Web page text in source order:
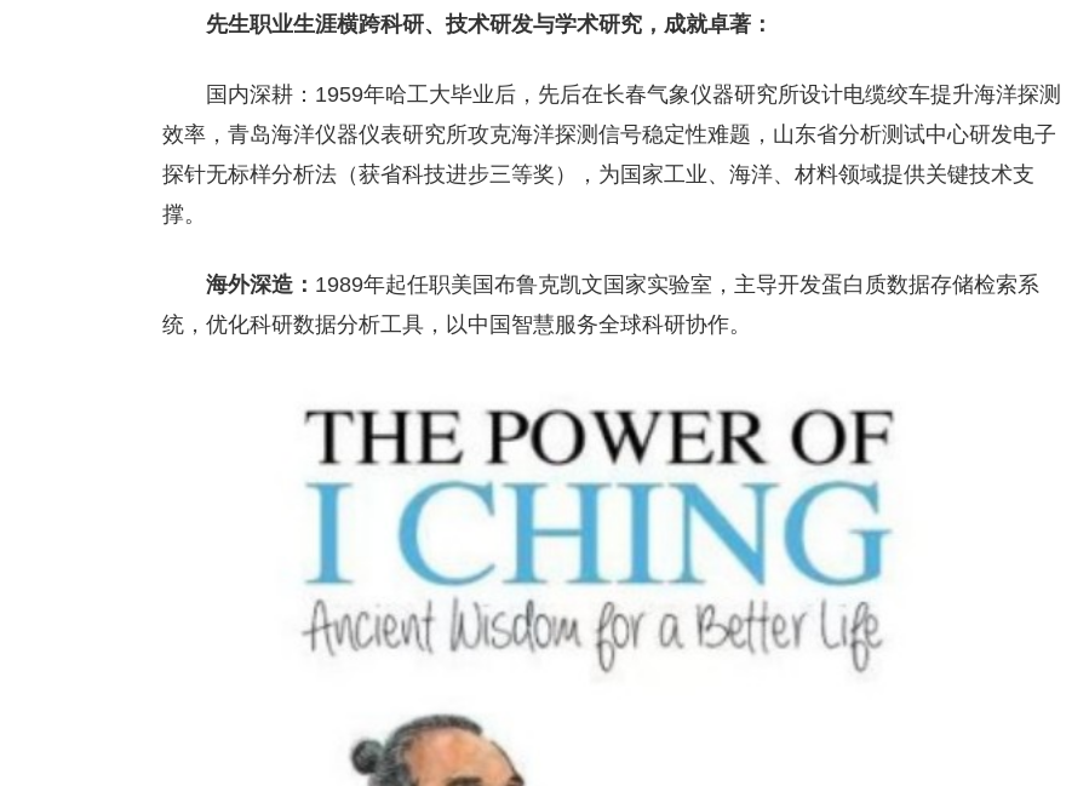
先生职业生涯横跨科研、技术研发与学术研究，成就卓著：
国内深耕：1959年哈工大毕业后，先后在长春气象仪器研究所设计电缆绞车提升海洋探测
效率，青岛海洋仪器仪表研究所攻克海洋探测信号稳定性难题，山东省分析测试中心研发电子
探针无标样分析法（获省科技进步三等奖），为国家工业、海洋、材料领域提供关键技术支
撑。
海外深造： 1989年起任职美国布鲁克凯文国家实验室，主导开发蛋白质数据存储检索系
统，优化科研数据分析工具，以中国智慧服务全球科研协作。